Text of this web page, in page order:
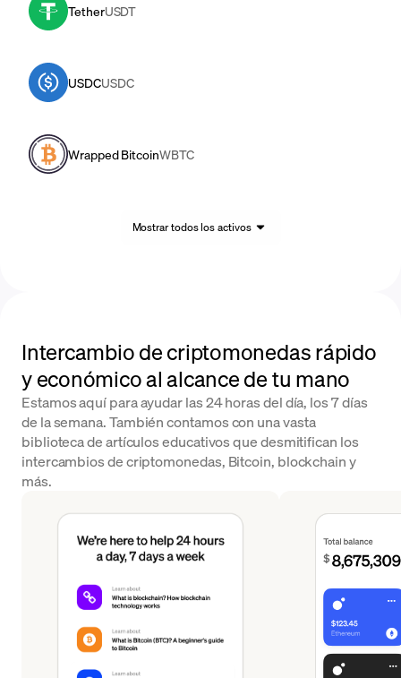
TetherUSDT
USDCUSDC
Wrapped BitcoinWBTC
Mostrar todos los activos
Intercambio de criptomonedas rápido
y económico al alcance de tu mano
Estamos aquí para ayudar las 24 horas del día, los 7 días
de la semana. También contamos con una vasta
biblioteca de artículos educativos que desmitifican los
intercambios de criptomonedas, Bitcoin, blockchain y
más.